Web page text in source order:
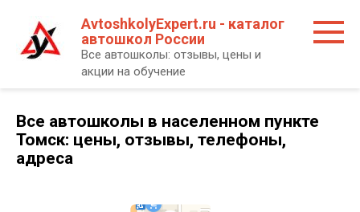
контенту
AvtoshkolyExpert.ru - каталог
автошкол России
Все автошколы: отзывы, цены и
акции на обучение
Все автошколы в населенном пункте
Томск: цены, отзывы, телефоны,
адреса